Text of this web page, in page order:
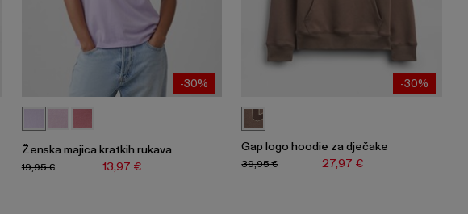
-30%
Ženska majica kratkih rukava
13,97 €
19,95 €
-30%
Gap logo hoodie za dječake
27,97 €
39,95 €